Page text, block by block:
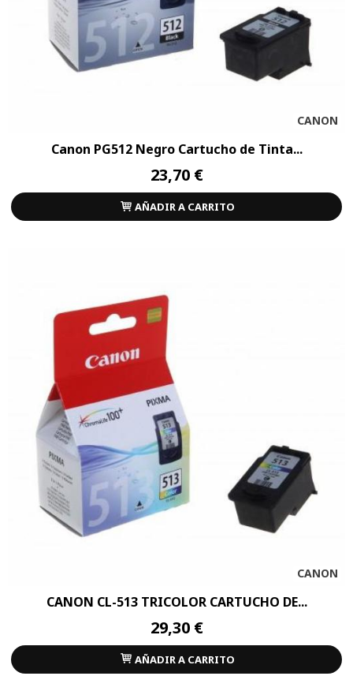
CANON
Canon PG512 Negro Cartucho de Tinta...
23,70 €
AÑADIR A CARRITO
CANON
CANON CL-513 TRICOLOR CARTUCHO DE...
29,30 €
AÑADIR A CARRITO